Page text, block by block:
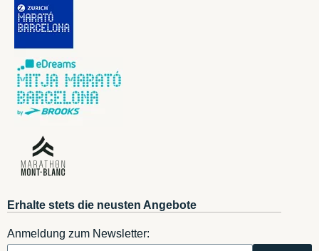
Erhalte stets die neusten Angebote
Anmeldung zum Newsletter: